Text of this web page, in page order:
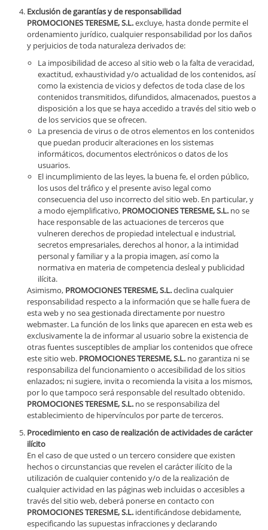
Exclusión de garantías y de responsabilidad
PROMOCIONES TERESME, S.L.excluye, hasta donde permite el
ordenamiento jurídico, cualquier responsabilidad por los daños
y perjuicios de toda naturaleza derivados de:
La imposibilidad de acceso al sitio web o la falta de veracidad,
exactitud, exhaustividad y/o actualidad de los contenidos, así
como la existencia de vicios y defectos de toda clase de los
contenidos transmitidos, difundidos, almacenados, puestos a
disposición a los que se haya accedido a través del sitio web o
de los servicios que se ofrecen.
La presencia de virus o de otros elementos en los contenidos
que puedan producir alteraciones en los sistemas
informáticos, documentos electrónicos o datos de los
usuarios.
El incumplimiento de las leyes, la buena fe, el orden público,
los usos del tráfico y el presente aviso legal como
consecuencia del uso incorrecto del sitio web. En particular, y
a modo ejemplificativo, PROMOCIONES TERESME, S.L. no se
hace responsable de las actuaciones de terceros que
vulneren derechos de propiedad intelectual e industrial,
secretos empresariales, derechos al honor, a la intimidad
personal y familiar y a la propia imagen, así como la
normativa en materia de competencia desleal y publicidad
ilícita.
Asimismo, PROMOCIONES TERESME, S.L.declina cualquier
responsabilidad respecto a la información que se halle fuera de
esta web y no sea gestionada directamente por nuestro
webmaster. La función de los links que aparecen en esta web es
exclusivamente la de informar al usuario sobre la existencia de
otras fuentes susceptibles de ampliar los contenidos que ofrece
este sitio web. PROMOCIONES TERESME, S.L. no garantiza ni se
responsabiliza del funcionamiento o accesibilidad de los sitios
enlazados; ni sugiere, invita o recomienda la visita a los mismos,
por lo que tampoco será responsable del resultado obtenido.
PROMOCIONES TERESME, S.L. no se responsabiliza del
establecimiento de hipervínculos por parte de terceros.
Procedimiento en caso de realización de actividades de carácter
ilícito
En el caso de que usted o un tercero considere que existen
hechos o circunstancias que revelen el carácter ilícito de la
utilización de cualquier contenido y/o de la realización de
cualquier actividad en las páginas web incluidas o accesibles a
través del sitio web, deberá ponerse en contacto con
PROMOCIONES TERESME, S.L. identificándose debidamente,
especificando las supuestas infracciones y declarando